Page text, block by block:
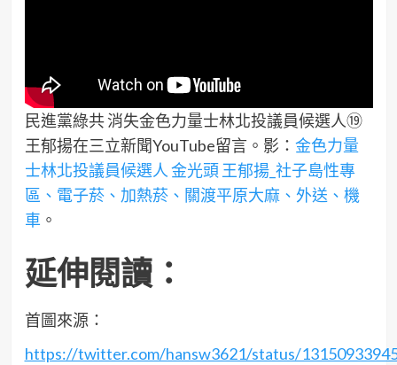
民進黨綠共 消失金色力量士林北投議員候選人⑲
王郁揚在三立新聞YouTube留言。影： 金色力量
士林北投議員候選人 金光頭 王郁揚_社子島性專
區、電子菸、加熱菸、關渡平原大麻、外送、機
車。
延伸閱讀：
首圖來源：
https://twitter.com/hansw3621/status/